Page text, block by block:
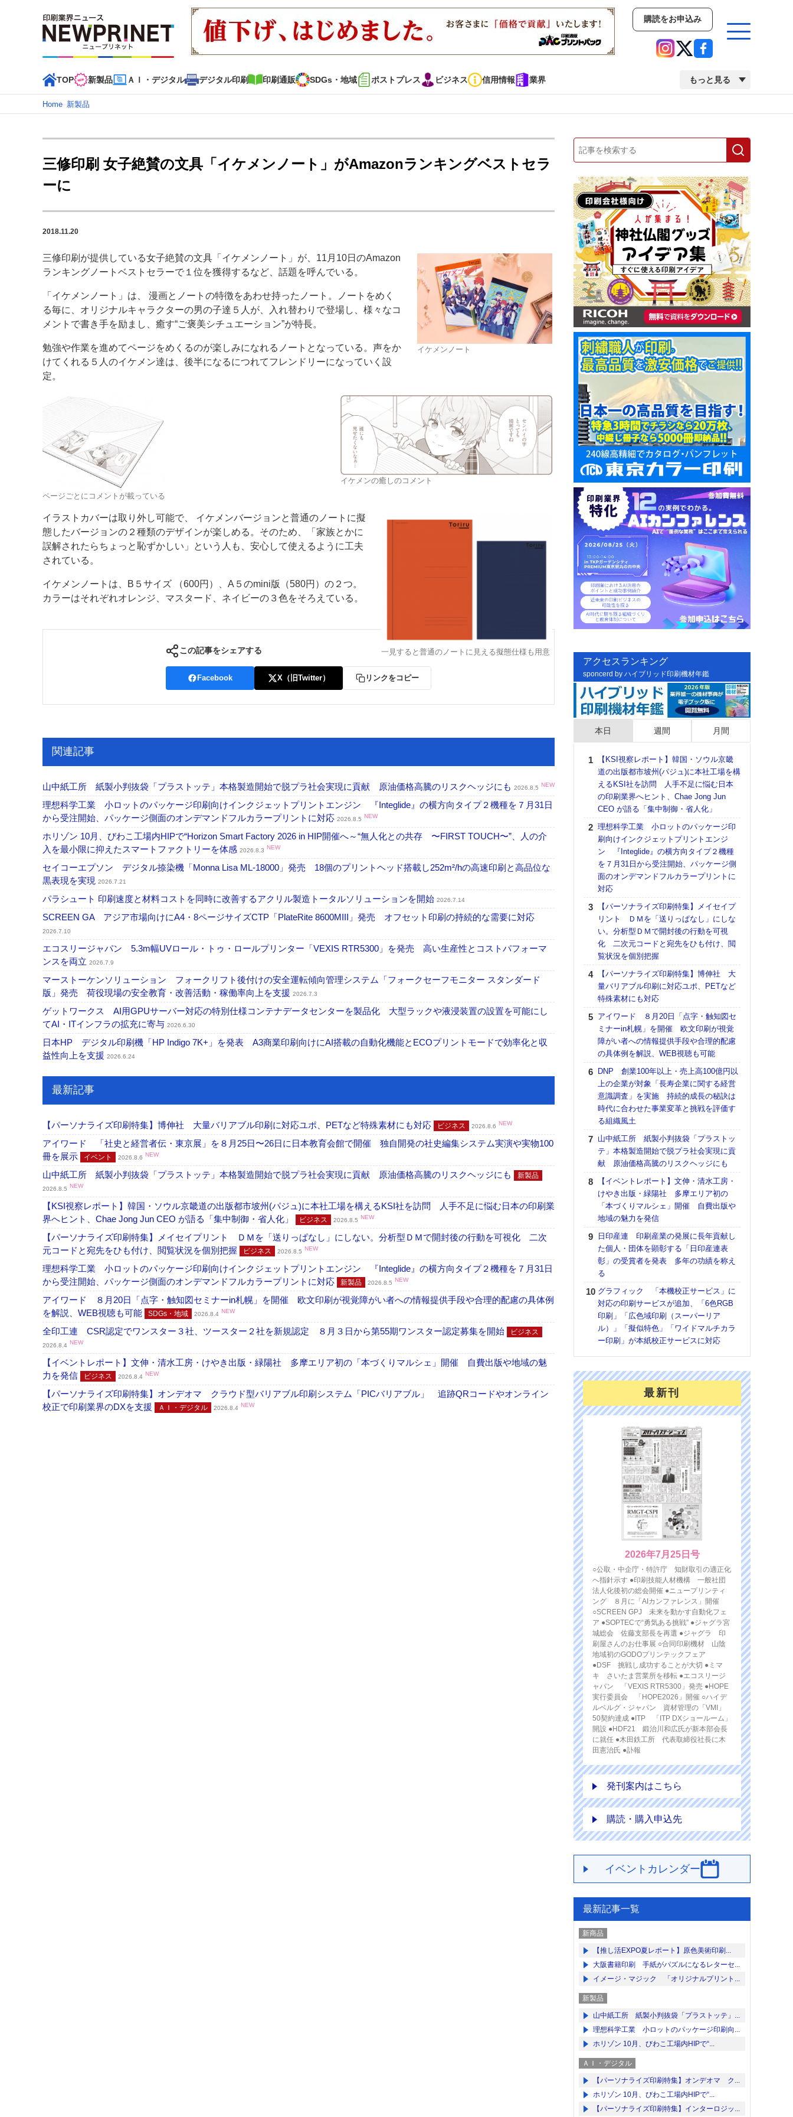
購読をお申込み
TOP 新製品 ＡＩ・デジタル デジタル印刷 印刷通販 SDGs・地域 ポストプレス ビジネス 信用情報 業界 もっと見る
イベント
インデックス
TOP 新着記事 特集記事 動画コンテンツ インタビュー コレクション
カテゴリー一覧
新商品 市場・統計 人事・移転・異動・訃報
特集記事カテゴリー一覧
2022 見える化・MIS特集
2022 検査・校正特集
特集・デジタル印刷 ～ 新成長軌道を描く
案内
発刊案内 JFPI印刷用語集 印刷機材年鑑
運営
会社案内 購読・購入申し込み サイトポリシー お問い合わせ
Home–新製品
三修印刷 女子絶賛の文具「イケメンノート」がAmazonランキングベストセラ
ーに
2018.11.20
イケメンノート
三修印刷が提供している女子絶賛の文具「イケメンノート」が、11月10日のAmazon
ランキングノートベストセラーで１位を獲得するなど、話題を呼んでいる。
「イケメンノート」は、 漫画とノートの特徴をあわせ持ったノート。ノートをめく
る毎に、オリジナルキャラクターの男の子達５人が、入れ替わりで登場し、様々なコ
メントで書き手を励まし、癒す“ご褒美シチュエーション”が特長。
勉強や作業を進めてページをめくるのが楽しみになれるノートとなっている。声をか
けてくれる５人のイケメン達は、後半になるにつれてフレンドリーになっていく設
定。
イケメンの癒しのコメント
ページごとにコメントが載っている
一見すると普通のノートに見える擬態仕様も用意
イラストカバーは取り外し可能で、 イケメンバージョンと普通のノートに擬
態したバージョンの２種類のデザインが楽しめる。そのため、「家族とかに
誤解されたらちょっと恥ずかしい」という人も、安心して使えるように工夫
されている。
イケメンノートは、B５サイズ （600円）、A５のmini版（580円）の２つ。
カラーはそれぞれオレンジ、マスタード、ネイビーの３色をそろえている。
この記事をシェアする
Facebook X（旧Twitter） リンクをコピー
関連記事
山中紙工所 紙製小判抜袋「プラストッテ」本格製造開始で脱プラ社会実現に貢献 原油価格高騰のリスクヘッジにも 2026.8.5 NEW
理想科学工業 小ロットのパッケージ印刷向けインクジェットプリントエンジン 『Integlide』の横方向タイプ２機種を７月31日
から受注開始、パッケージ側面のオンデマンドフルカラープリントに対応 2026.8.5 NEW
ホリゾン 10月、びわこ工場内HIPで“Horizon Smart Factory 2026 in HIP開催へ～“無人化との共存 〜FIRST TOUCH〜”、人の介
入を最小限に抑えたスマートファクトリーを体感 2026.8.3 NEW
セイコーエプソン デジタル捺染機「Monna Lisa ML-18000」発売 18個のプリントヘッド搭載し252m²/hの高速印刷と高品位な
黒表現を実現 2026.7.21
パラシュート 印刷速度と材料コストを同時に改善するアクリル製造トータルソリューションを開始 2026.7.14
SCREEN GA アジア市場向けにA4・8ページサイズCTP「PlateRite 8600MIII」発売 オフセット印刷の持続的な需要に対応
2026.7.10
エコスリージャパン 5.3m幅UVロール・トゥ・ロールプリンター「VEXIS RTR5300」を発売 高い生産性とコストパフォーマ
ンスを両立 2026.7.9
マーストーケンソリューション フォークリフト後付けの安全運転傾向管理システム「フォークセーフモニター スタンダード
版」発売 荷役現場の安全教育・改善活動・稼働率向上を支援 2026.7.3
ゲットワークス AI用GPUサーバー対応の特別仕様コンテナデータセンターを製品化 大型ラックや液浸装置の設置を可能にし
てAI・ITインフラの拡充に寄与 2026.6.30
日本HP デジタル印刷機「HP Indigo 7K+」を発表 A3商業印刷向けにAI搭載の自動化機能とECOプリントモードで効率化と収
益性向上を支援 2026.6.24
最新記事
【パーソナライズ印刷特集】博伸社 大量バリアブル印刷に対応ユポ、PETなど特殊素材にも対応 ビジネス 2026.8.6 NEW
アイワード 「社史と経営者伝・東京展」を８月25日〜26日に日本教育会館で開催 独自開発の社史編集システム実演や実物100
冊を展示
イベント 2026.8.6 NEW
山中紙工所 紙製小判抜袋「プラストッテ」本格製造開始で脱プラ社会実現に貢献 原油価格高騰のリスクヘッジにも 新製品
2026.8.5 NEW
【KSI視察レポート】韓国・ソウル京畿道の出版都市坡州(パジュ)に本社工場を構えるKSI社を訪問 人手不足に悩む日本の印刷業
界へヒント、Chae Jong Jun CEO が語る「集中制御・省人化」
ビジネス 2026.8.5 NEW
【パーソナライズ印刷特集】メイセイプリント ＤＭを「送りっぱなし」にしない。分析型ＤＭで開封後の行動を可視化 二次
元コードと宛先をひも付け、閲覧状況を個別把握
ビジネス 2026.8.5 NEW
理想科学工業 小ロットのパッケージ印刷向けインクジェットプリントエンジン 『Integlide』の横方向タイプ２機種を７月31日
から受注開始、パッケージ側面のオンデマンドフルカラープリントに対応
新製品 2026.8.5 NEW
アイワード ８月20日「点字・触知図セミナーin札幌」を開催 欧文印刷が視覚障がい者への情報提供手段や合理的配慮の具体例
を解説、WEB視聴も可能
SDGs・地域 2026.8.4 NEW
全印工連 CSR認定でワンスター３社、ツースター２社を新規認定 ８月３日から第55期ワンスター認定募集を開始 ビジネス
2026.8.4 NEW
【イベントレポート】文伸・清水工房・けやき出版・緑陽社 多摩エリア初の「本づくりマルシェ」開催 自費出版や地域の魅
力を発信
ビジネス 2026.8.4 NEW
【パーソナライズ印刷特集】オンデオマ クラウド型バリアブル印刷システム「PICバリアブル」 追跡QRコードやオンライン
校正で印刷業界のDXを支援
ＡＩ・デジタル 2026.8.4 NEW
アクセスランキング
sponcerd by ハイブリッド印刷機材年鑑
本日 週間 月間
【KSI視察レポート】韓国・ソウル京畿
道の出版都市坡州(パジュ)に本社工場を構
えるKSI社を訪問 人手不足に悩む日本
の印刷業界へヒント、Chae Jong Jun
CEO が語る「集中制御・省人化」
理想科学工業 小ロットのパッケージ印
刷向けインクジェットプリントエンジ
ン 『Integlide』の横方向タイプ２機種
を７月31日から受注開始、パッケージ側
面のオンデマンドフルカラープリントに
対応
【パーソナライズ印刷特集】メイセイプ
リント ＤＭを「送りっぱなし」にしな
い。分析型ＤＭで開封後の行動を可視
化 二次元コードと宛先をひも付け、閲
覧状況を個別把握
【パーソナライズ印刷特集】博伸社 大
量バリアブル印刷に対応ユポ、PETなど
特殊素材にも対応
アイワード ８月20日「点字・触知図セ
ミナーin札幌」を開催 欧文印刷が視覚
障がい者への情報提供手段や合理的配慮
の具体例を解説、WEB視聴も可能
DNP 創業100年以上・売上高100億円以
上の企業が対象「長寿企業に関する経営
意識調査」を実施 持続的成長の秘訣は
時代に合わせた事業変革と挑戦を評価す
る組織風土
山中紙工所 紙製小判抜袋「プラストッ
テ」本格製造開始で脱プラ社会実現に貢
献 原油価格高騰のリスクヘッジにも
【イベントレポート】文伸・清水工房・
けやき出版・緑陽社 多摩エリア初の
「本づくりマルシェ」開催 自費出版や
地域の魅力を発信
日印産連 印刷産業の発展に長年貢献し
た個人・団体を顕彰する「日印産連表
彰」の受賞者を発表 多年の功績を称え
る
グラフィック 「本機校正サービス」に
対応の印刷サービスが追加、「6色RGB
印刷」「広色域印刷（スーパーリア
ル）」「擬似特色」「ワイドマルチカラ
ー印刷」が本紙校正サービスに対応
最新刊
2026年7月25日号
○公取・中企庁・特許庁 知財取引の適正化
へ指針示す ●印刷技能人材機構 一般社団
法人化後初の総会開催 ●ニュープリンティ
ング ８月に「AIカンファレンス」開催
○SCREEN GPJ 未来を動かす自動化フェ
ア ●SOPTECで“勇気ある挑戦” ●ジャグラ宮
城総会 佐藤支部長を再選 ●ジャグラ 印
刷屋さんのお仕事展 ○合同印刷機材 山陰
地域初のGODOプリンテックフェア
●DSF 挑戦し成功することが大切 ●ミマ
キ さいたま営業所を移転 ●エコスリージ
ャパン 「VEXIS RTR5300」発売 ●HOPE
実行委員会 「HOPE2026」開催 ○ハイデ
ルベルグ・ジャパン 資材管理の「VMI」
50契約達成 ●ITP 「ITP DXショールーム」
開設 ●HDF21 鍛治川和広氏が新本部会長
に就任 ●木田鉄工所 代表取締役社長に木
田憲治氏 ●訃報
発刊案内はこちら
購読・購入申込先
イベントカレンダー
最新記事一覧
新商品
【推し活EXPO夏レポート】原色美術印刷...
大阪書籍印刷 手紙がパズルになるレターセ...
イメージ・マジック 「オリジナルプリント...
新製品
山中紙工所 紙製小判抜袋「プラストッテ」...
理想科学工業 小ロットのパッケージ印刷向...
ホリゾン 10月、びわこ工場内HIPで“...
ＡＩ・デジタル
【パーソナライズ印刷特集】オンデオマ ク...
ホリゾン 10月、びわこ工場内HIPで“...
【パーソナライズ印刷特集】インターロジッ...